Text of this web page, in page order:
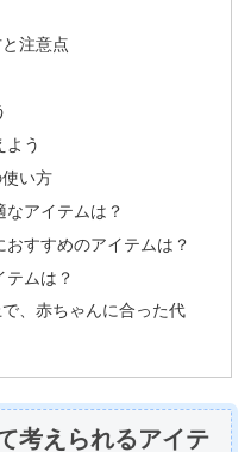
注意点
よう
い方
アイテムは？
すすめのアイテムは？
テムは？
、赤ちゃんに合った代
考えられるアイテ